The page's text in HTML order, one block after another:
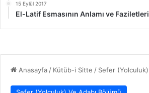
15 Eylül 2017
El-Latif Esmasının Anlamı ve Faziletleri